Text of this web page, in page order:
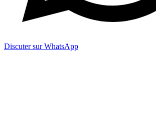
Discuter sur WhatsApp